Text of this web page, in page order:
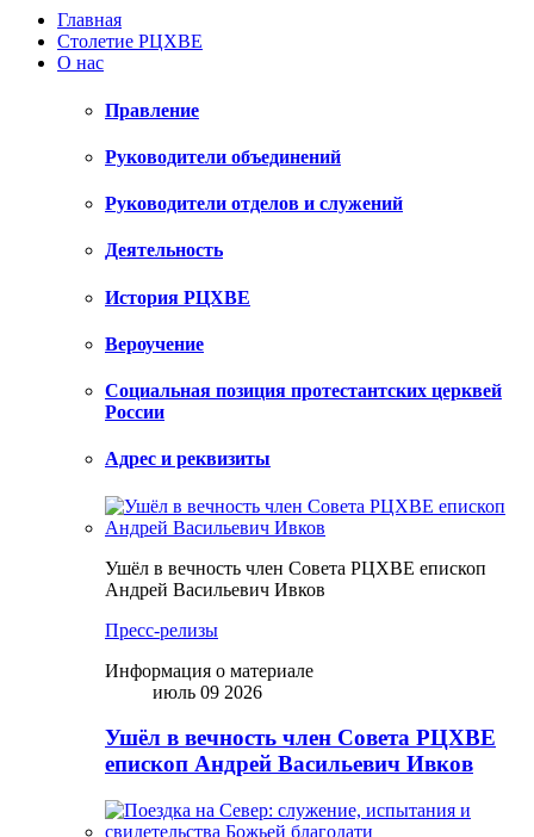
Главная
Столетие РЦХВЕ
О нас
Правление
Руководители объединений
Руководители отделов и служений
Деятельность
История РЦХВЕ
Вероучение
Социальная позиция протестантских церквей
России
Адрес и реквизиты
Ушёл в вечность член Совета РЦХВЕ епископ
Андрей Васильевич Ивков
Пресс-релизы
Информация о материале
июль 09 2026
Ушёл в вечность член Совета РЦХВЕ
епископ Андрей Васильевич Ивков